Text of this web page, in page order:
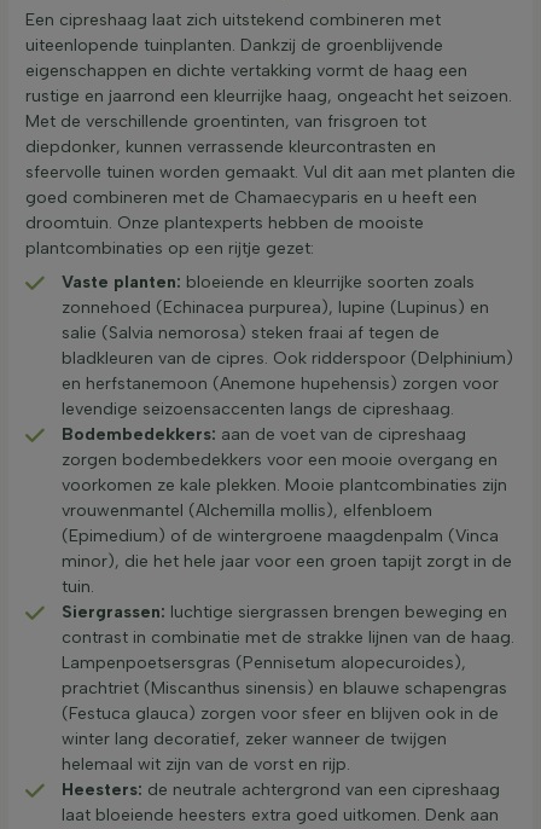
Een cipreshaag laat zich uitstekend combineren met
uiteenlopende tuinplanten. Dankzij de groenblijvende
eigenschappen en dichte vertakking vormt de haag een
rustige en jaarrond een kleurrijke haag, ongeacht het seizoen.
Met de verschillende groentinten, van frisgroen tot
diepdonker, kunnen verrassende kleurcontrasten en
sfeervolle tuinen worden gemaakt. Vul dit aan met planten die
goed combineren met de Chamaecyparis en u heeft een
droomtuin. Onze plantexperts hebben de mooiste
plantcombinaties op een rijtje gezet:
Vaste planten: bloeiende en kleurrijke soorten zoals
zonnehoed (Echinacea purpurea), lupine (Lupinus) en
salie (Salvia nemorosa) steken fraai af tegen de
bladkleuren van de cipres. Ook ridderspoor (Delphinium)
en herfstanemoon (Anemone hupehensis) zorgen voor
levendige seizoensaccenten langs de cipreshaag.
Bodembedekkers: aan de voet van de cipreshaag
zorgen bodembedekkers voor een mooie overgang en
voorkomen ze kale plekken. Mooie plantcombinaties zijn
vrouwenmantel (Alchemilla mollis), elfenbloem
(Epimedium) of de wintergroene maagdenpalm (Vinca
minor), die het hele jaar voor een groen tapijt zorgt in de
tuin.
Siergrassen: luchtige siergrassen brengen beweging en
contrast in combinatie met de strakke lijnen van de haag.
Lampenpoetsersgras (Pennisetum alopecuroides),
prachtriet (Miscanthus sinensis) en blauwe schapengras
(Festuca glauca) zorgen voor sfeer en blijven ook in de
winter lang decoratief, zeker wanneer de twijgen
helemaal wit zijn van de vorst en rijp.
Heesters: de neutrale achtergrond van een cipreshaag
laat bloeiende heesters extra goed uitkomen. Denk aan